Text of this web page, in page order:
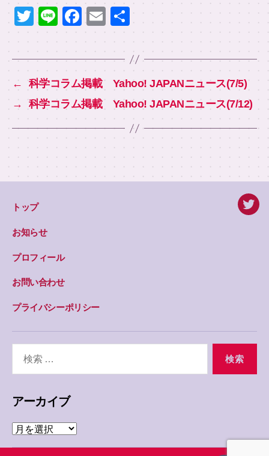
T
wi
tt
er
Li
n
e
F
a
c
e
b
o
o
k
E
m
ail
共
有
←
科学コラム掲載 Yahoo! JAPANニュース(7/5)
→
科学コラム掲載 Yahoo! JAPANニュース(7/12)
トップ
お知らせ
プロフィール
お問い合わせ
プライバシーポリシー
対
アーカイブ
ア